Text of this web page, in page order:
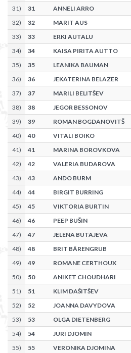
31) 31 ANNELI ARRO
32) 32 MARIT AUS
33) 33 ERKI AUTALU
34) 34 KAISA PIRITA AUTTO
35) 35 LEANIKA BAUMAN
36) 36 JEKATERINA BELAZER
37) 37 MARILI BELITŠEV
38) 38 JEGOR BESSONOV
39) 39 ROMAN BOGDANOVITŠ
40) 40 VITALI BOIKO
41) 41 MARINA BOROVKOVA
42) 42 VALERIA BUDAROVA
43) 43 ANDO BURM
44) 44 BIRGIT BURRING
45) 45 VIKTORIA BURTIN
46) 46 PEEP BUŠIN
47) 47 JELENA BUTAJEVA
48) 48 BRIT BÄRENGRUB
49) 49 ROMANE CERTHOUX
50) 50 ANIKET CHOUDHARI
51) 51 KLIM DAŠITŠEV
52) 52 JOANNA DAVYDOVA
53) 53 OLGA DIETENBERG
54) 54 JURI DJOMIN
55) 55 VERONIKA DJOMINA